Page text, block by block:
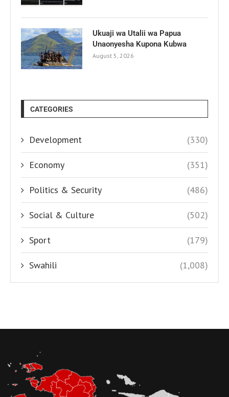
Ukuaji wa Utalii wa Papua
Unaonyesha Kupona Kubwa
August 5, 2026
CATEGORIES
Development (330)
Economy (351)
Politics & Security (486)
Social & Culture (502)
Sport (179)
Swahili (1,008)